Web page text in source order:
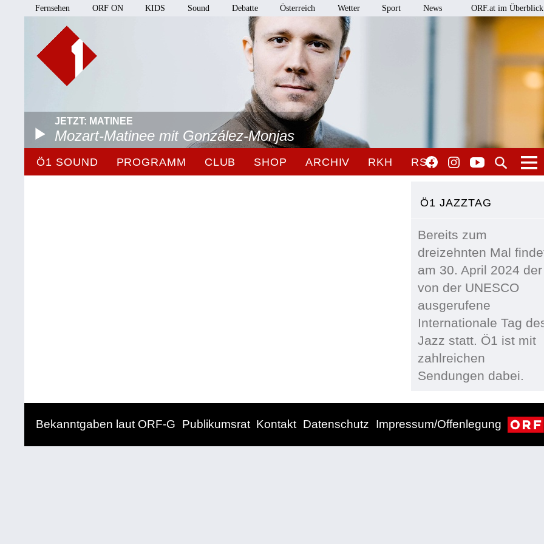
Fernsehen ORF ON KIDS Sound Debatte Österreich Wetter Sport News ORF.at im Überblick
JETZT: MATINEE
Mozart-Matinee mit González-Monjas
Ö1 SOUND PROGRAMM CLUB SHOP ARCHIV RKH RSO
Ö1 JAZZTAG
Bereits zum
dreizehnten Mal
am 30. April 2024 der
von der UNESCO
ausgerufene
Internationale Tag
Jazz statt. Ö1 ist mit
zahlreichen
Sendungen dabei.
Bekanntgaben laut ORF-G Publikumsrat Kontakt Datenschutz Impressum/Offenlegung